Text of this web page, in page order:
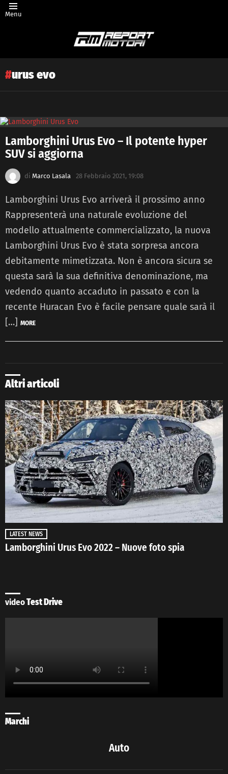
Menu
urus evo
Latest
story
Lamborghini Urus Evo – Il potente hyper
SUV si aggiorna
di Marco Lasala 28 Febbraio 2021, 19:08
Lamborghini Urus Evo arriverà il prossimo anno
Rappresenterà una naturale evoluzione del
modello attualmente commercializzato, la nuova
Lamborghini Urus Evo è stata sorpresa ancora
debitamente mimetizzata. Non è ancora sicura se
questa sarà la sua definitiva denominazione, ma
vedendo quanto accaduto in passato e con la
recente Huracan Evo è facile pensare quale sarà il
[…] MORE
Altri articoli
LATEST NEWS
Lamborghini Urus Evo 2022 – Nuove foto spia
videoTest Drive
Marchi
Auto